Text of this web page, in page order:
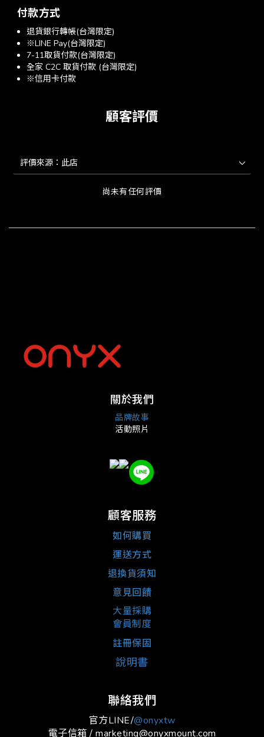
付款方式
退貨銀行轉帳(台灣限定)
※LINE Pay(台灣限定)
7-11取貨付款(台灣限定)
全家 C2C 取貨付款 (台灣限定)
※信用卡付款
顧客評價
尚未有任何評價
關於我們
品牌故事
活動照片
顧客服務
如何購買
運送方式
退換貨須知
意見回饋
大量採購
會員制度
註冊保固
說明書
聯絡我們
官方LINE/@onyxtw
電子信箱 / marketing@onyxmount.com